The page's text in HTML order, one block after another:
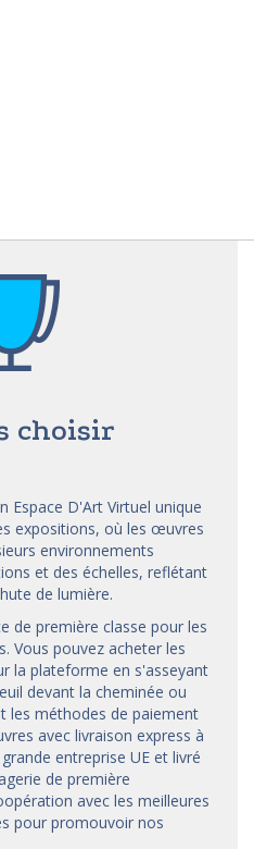
choisir
Espace D'Art Virtuel unique
expositions, où les œuvres
environnements
et des échelles, reflétant
de lumière.
de première classe pour les
Vous pouvez acheter les
la plateforme en s'asseyant
devant la cheminée ou
les méthodes de paiement
avec livraison express à
entreprise UE et livré
de première
avec les meilleures
pour promouvoir nos